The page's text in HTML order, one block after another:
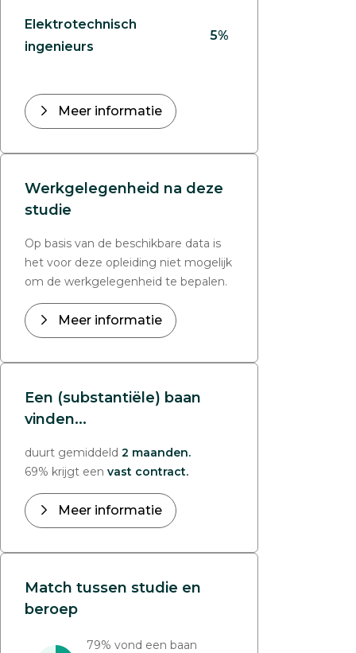
Elektrotechnisch
ingenieurs
5%
Meer informatie
Werkgelegenheid na deze
studie
Op basis van de beschikbare data is
het voor deze opleiding niet mogelijk
om de werkgelegenheid te bepalen.
Meer informatie
Een (substantiële) baan
vinden...
duurt gemiddeld 2 maanden.
69% krijgt een vast contract.
Meer informatie
Match tussen studie en
beroep
79% vond een baan